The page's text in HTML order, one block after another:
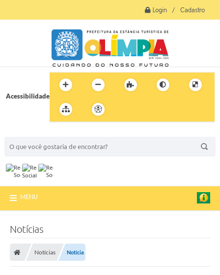
Login / Cadastro
Acessibilidade
MENU
Notícias
Notícias Notícia